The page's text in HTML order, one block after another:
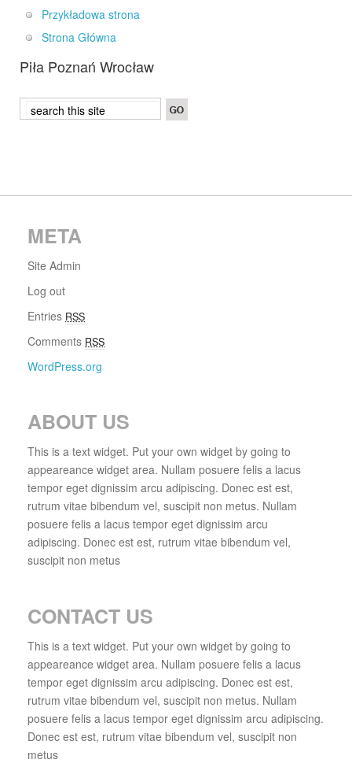
Przykładowa strona
Strona Główna
Piła Poznań Wrocław
META
Site Admin
Log out
Entries RSS
Comments RSS
WordPress.org
ABOUT US
This is a text widget. Put your own widget by going to
appeareance widget area. Nullam posuere felis a lacus
tempor eget dignissim arcu adipiscing. Donec est est,
rutrum vitae bibendum vel, suscipit non metus. Nullam
posuere felis a lacus tempor eget dignissim arcu
adipiscing. Donec est est, rutrum vitae bibendum vel,
suscipit non metus
CONTACT US
This is a text widget. Put your own widget by going to
appeareance widget area. Nullam posuere felis a lacus
tempor eget dignissim arcu adipiscing. Donec est est,
rutrum vitae bibendum vel, suscipit non metus. Nullam
posuere felis a lacus tempor eget dignissim arcu adipiscing.
Donec est est, rutrum vitae bibendum vel, suscipit non
metus